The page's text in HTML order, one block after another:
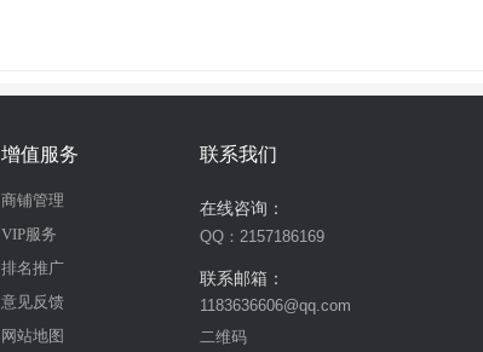
增值服务
商铺管理
VIP服务
排名推广
意见反馈
网站地图
联系我们
在线咨询：
QQ：2157186169
联系邮箱：
1183636606@qq.com
二维码